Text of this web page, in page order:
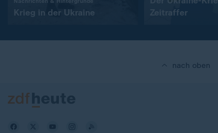
Krieg in der Ukraine
Zeitraffer
nach oben